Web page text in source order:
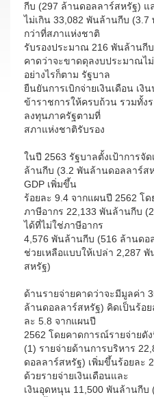
กีบ (297 ล้านดอลลาร์สหรัฐ) แ
ไม่เกิน 33,082 พันล้านกีบ
กว่าที่สภาแห่งชาติ
รับรองประมาณ 216 พันล้านกี
คาดว่าจะขาดดุลงบประมาณไ
อย่างไรก็ตาม รัฐบาล
ยืนยันการเบิกจ่ายเงินเดือน เ
ข้าราชการให้ครบถ้วน รวมทั้ง
ลงทุนภาครัฐตามที่
สภาแห่งชาติรับรอง
ในปี 2563 รัฐบาลตั้งเป้าการจั
ล้านกีบ (3.2 พันล้านดอลลาร์ส
GDP เพิ่มขึ้น
ร้อยละ 9.4 จากแผนปี 2562 โ
ภาษีอากร 22,133 พันล้านกีบ
ได้ที่ไม่ใช่ภาษีอากร
4,576 พันล้านกีบ (516 ล้านดอ
ช่วยเหลือแบบให้เปล่า 2,287
สหรัฐ)
ด้านรายจ่ายคาดว่าจะมีมูลค่า
ล้านดอลลาร์สหรัฐ) คิดเป็นร้อ
ละ 5.8 จากแผนปี
2562 โดยคาดการณ์รายจ่ายดั
(1) รายจ่ายด้านการบริหาร
ดอลลาร์สหรัฐ) เพิ่มขึ้นร้อยละ
ด้วยรายจ่ายเงินเดือนและ
เงินอุดหนุน 11,500 พันล้านกี